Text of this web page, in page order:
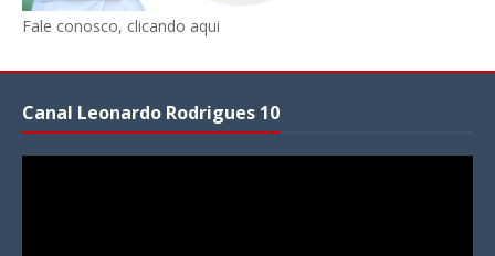
Fale conosco, clicando aqui
Canal Leonardo Rodrigues 10